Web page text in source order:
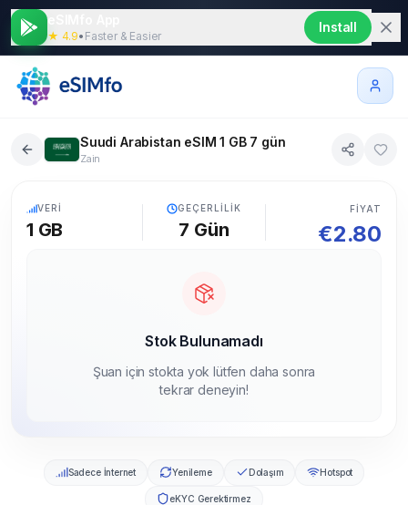
★ 4.9• Faster & Easier
Install
Suudi Arabistan eSIM 1 GB 7 gün
Zain
VERI
1 GB
GEÇERLILIK
7 Gün
FIYAT
€2.80
Stok Bulunamadı
Şuan için stokta yok lütfen daha sonra
tekrar deneyin!
Sadece İnternet Yenileme Dolaşım Hotspot
eKYC Gerektirmez